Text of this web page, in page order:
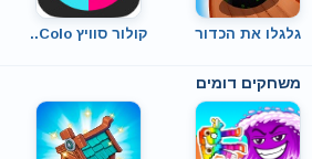
גלגלו את הכדור קולור סוויץ Colo..
משחקים דומים